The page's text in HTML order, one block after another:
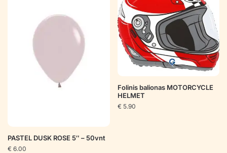
PASTEL DUSK ROSE 5″ – 50vnt
€ 6.00
Folinis balionas MOTORCYCLE
HELMET
€ 5.90